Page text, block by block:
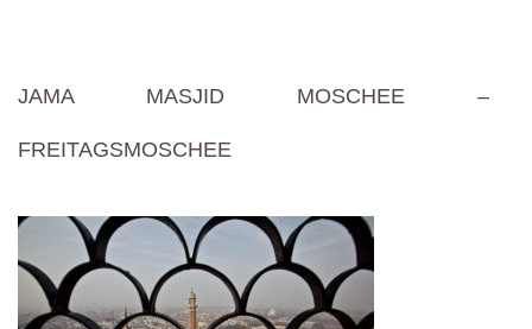
JAMA MASJID MOSCHEE –
FREITAGSMOSCHEE